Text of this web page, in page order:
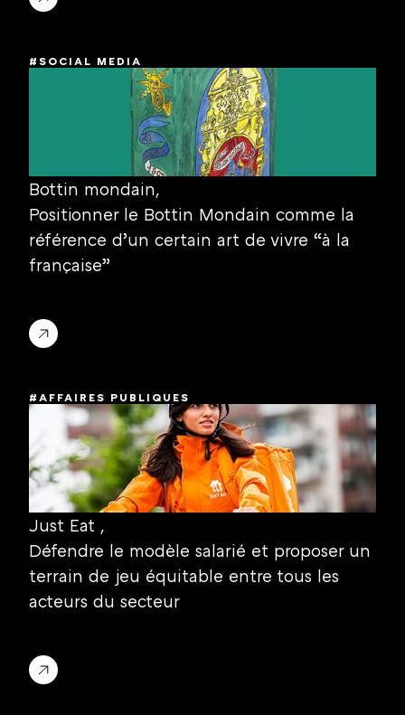
#SOCIAL MEDIA
Bottin mondain,
Positionner le Bottin Mondain comme la
référence d’un certain art de vivre “à la
française”
#AFFAIRES PUBLIQUES
Just Eat ,
Défendre le modèle salarié et proposer un
terrain de jeu équitable entre tous les
acteurs du secteur